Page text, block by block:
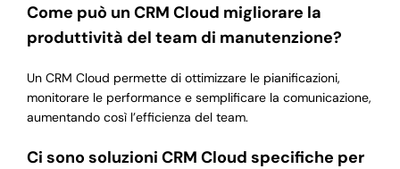
Come può un CRM Cloud migliorare la
produttività del team di manutenzione?
Un CRM Cloud permette di ottimizzare le pianificazioni,
monitorare le performance e semplificare la comunicazione,
aumentando così l’efficienza del team.
Ci sono soluzioni CRM Cloud specifiche per